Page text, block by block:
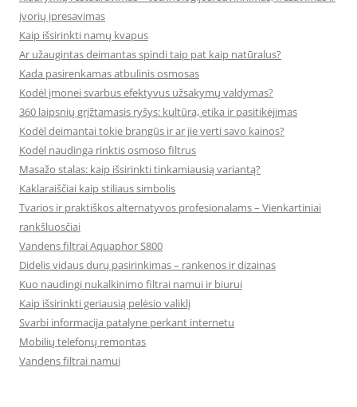
įvorių įpresavimas
Kaip išsirinkti namų kvapus
Ar užaugintas deimantas spindi taip pat kaip natūralus?
Kada pasirenkamas atbulinis osmosas
Kodėl įmonei svarbus efektyvus užsakymų valdymas?
360 laipsnių grįžtamasis ryšys: kultūra, etika ir pasitikėjimas
Kodėl deimantai tokie brangūs ir ar jie verti savo kainos?
Kodėl naudinga rinktis osmoso filtrus
Masažo stalas: kaip išsirinkti tinkamiausią variantą?
Kaklaraiščiai kaip stiliaus simbolis
Tvarios ir praktiškos alternatyvos profesionalams – Vienkartiniai
rankšluosčiai
Vandens filtrai Aquaphor S800
Didelis vidaus durų pasirinkimas – rankenos ir dizainas
Kuo naudingi nukalkinimo filtrai namui ir biurui
Kaip išsirinkti geriausią pelėsio valiklį
Svarbi informacija patalyne perkant internetu
Mobilių telefonų remontas
Vandens filtrai namui